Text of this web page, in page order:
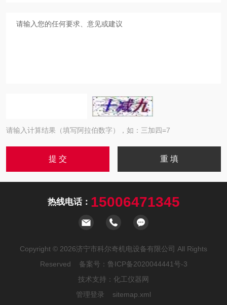
请输入计算结果（填写阿拉伯数字），如：三加四=7
热线电话： 15006471345
Copyright © 2026济宁市科尔奇机电设备有限公司 All Rights
Reserved 备案号： 鲁ICP备2020044441号-3
技术支持： 化工仪器网
管理登录
sitemap.xml